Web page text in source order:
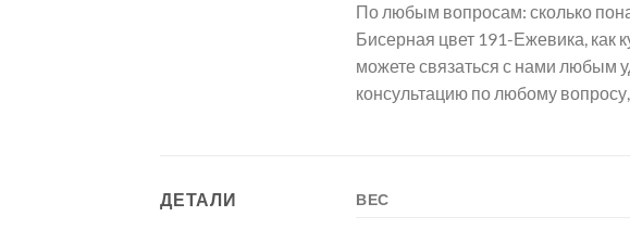
По любым вопросам: сколько
Бисерная цвет 191-Ежевика,
можете связаться с нами любым
консультацию по любому
ДЕТАЛИ ВЕС